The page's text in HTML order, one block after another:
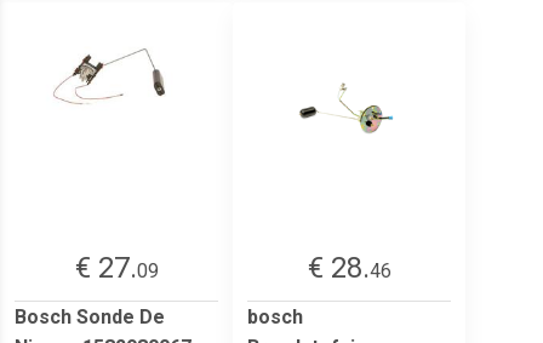
€ 27.09
Bosch Sonde De
€ 28.46
bosch